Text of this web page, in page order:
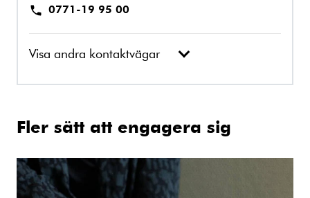
0771-19 95 00
Visa andra kontaktvägar
Fler sätt att engagera sig